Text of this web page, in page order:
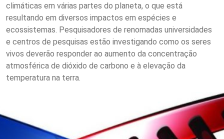
climáticas em várias partes do planeta, o que está
resultando em diversos impactos em espécies e
ecossistemas. Pesquisadores de renomadas universidades
e centros de pesquisas estão investigando como os seres
vivos deverão responder ao aumento da concentração
atmosférica de dióxido de carbono e à elevação da
temperatura na terra.